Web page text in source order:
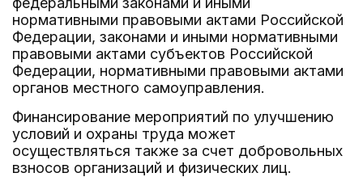
нормативными правовыми актами Российской
Федерации, законами и иными нормативными
правовыми актами субъектов Российской
Федерации, нормативными правовыми актами
органов местного самоуправления.
Финансирование мероприятий по улучшению
условий и охраны труда может
осуществляться также за счет добровольных
взносов организаций и физических лиц.